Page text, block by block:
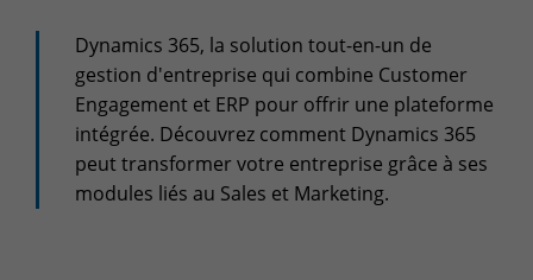
Services Center
Support for incidents & service requests
+32(0)800/12.712 (Fr)
+32(0)800/12.812 (Nl)
support-cpld@keyes.eu
Customer services
Dynamics 365, la solution tout-en-un de
gestion d'entreprise qui combine Customer
Engagement et ERP pour offrir une plateforme
intégrée. Découvrez comment Dynamics 365
peut transformer votre entreprise grâce à ses
modules liés au Sales et Marketing.